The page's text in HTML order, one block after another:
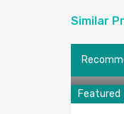
Similar
Featured